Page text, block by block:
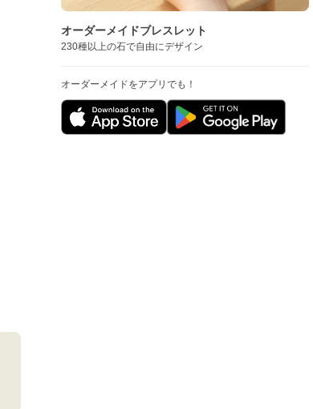
オーダーメイドブレスレット
230種以上の石で自由にデザイン
オーダーメイドをアプリでも！